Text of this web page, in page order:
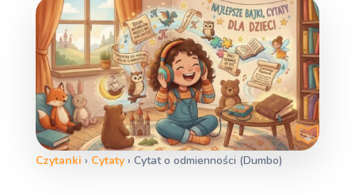
Czytanki › Cytaty› Cytat o odmienności (Dumbo)